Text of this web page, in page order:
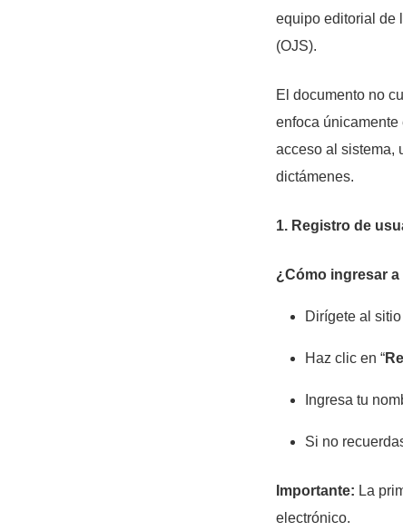
equipo editorial de
(OJS).
El documento no
enfoca únicamente
acceso al sistema,
dictámenes.
1. Registro de
¿Cómo ingresar a
Dirígete al
Haz clic en “
Ingresa tu
Si no
Importante: La
electrónico.